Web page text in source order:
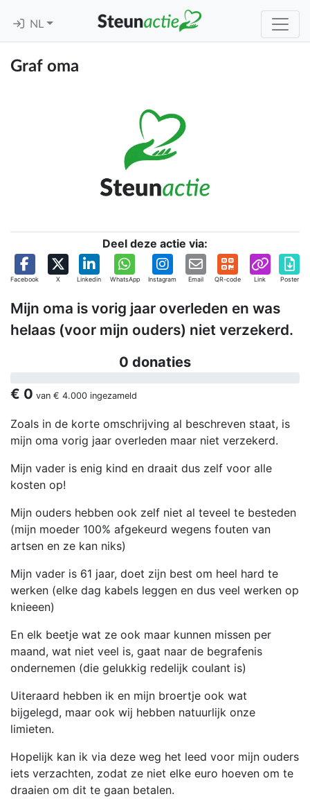
NL
Graf oma
Deel deze actie via:
Facebook X Linkedin WhatsApp Instagram Email QR-code Link Poster
Mijn oma is vorig jaar overleden en was
helaas (voor mijn ouders) niet verzekerd.
0 donaties
€ 0 van € 4.000 ingezameld
Zoals in de korte omschrijving al beschreven staat, is
mijn oma vorig jaar overleden maar niet verzekerd.
Mijn vader is enig kind en draait dus zelf voor alle
kosten op!
Mijn ouders hebben ook zelf niet al teveel te besteden
(mijn moeder 100% afgekeurd wegens fouten van
artsen en ze kan niks)
Mijn vader is 61 jaar, doet zijn best om heel hard te
werken (elke dag kabels leggen en dus veel werken op
knieeen)
En elk beetje wat ze ook maar kunnen missen per
maand, wat niet veel is, gaat naar de begrafenis
ondernemen (die gelukkig redelijk coulant is)
Uiteraard hebben ik en mijn broertje ook wat
bijgelegd, maar ook wij hebben natuurlijk onze
limieten.
Hopelijk kan ik via deze weg het leed voor mijn ouders
iets verzachten, zodat ze niet elke euro hoeven om te
draaien om dit te gaan betalen.